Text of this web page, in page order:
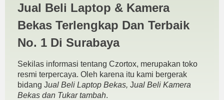
BELI KAMERA BEKAS |
JUAL BELI LAPTOP BEKAS |
SURABAYA
Jual Beli Laptop & Kamera
Bekas Terlengkap Dan Terbaik
No. 1 Di Surabaya
Sekilas informasi tentang Czortox, merupakan toko
resmi terpercaya. Oleh karena itu kami bergerak
bidang Jual Beli Laptop Bekas, Jual Beli Kamera
Bekas dan Tukar tambah.